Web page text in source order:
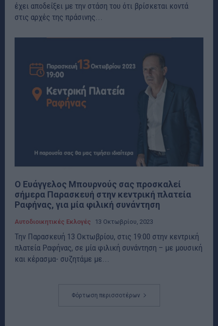
έχει αποδείξει με την στάση του ότι βρίσκεται κοντά
στις αρχές της πράσινης...
Ο Ευάγγελος Μπουρνούς σας προσκαλεί
σήμερα Παρασκευή στην κεντρική πλατεία
Ραφήνας, για μία φιλική συνάντηση
Αυτοδιοικητικές Εκλογές 13 Οκτωβρίου, 2023
Την Παρασκευή 13 Οκτωβρίου, στις 19:00 στην κεντρική
πλατεία Ραφήνας, σε μία φιλική συνάντηση – με μουσική
και κέρασμα- συζητάμε με...
Φόρτωση περισσοτέρων